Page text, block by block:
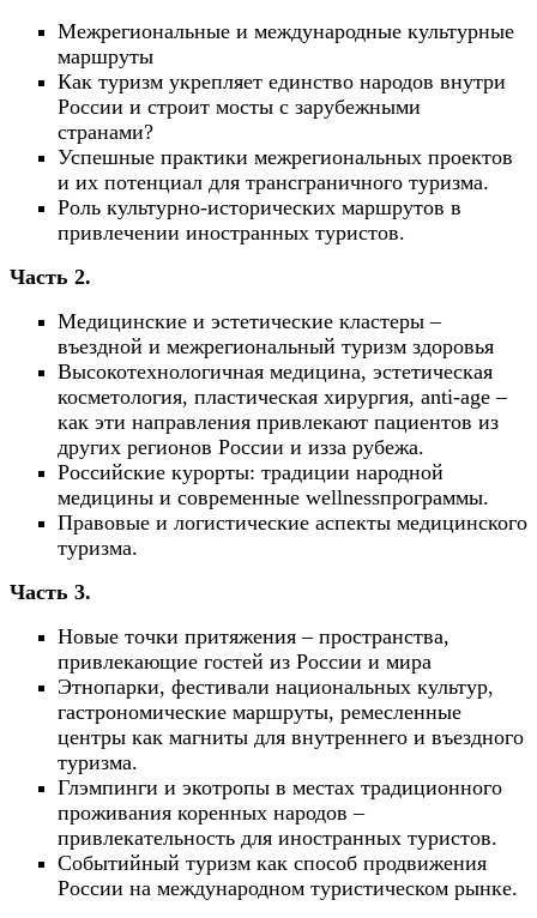
Межрегиональные и международные культурные
маршруты
Как туризм укрепляет единство народов внутри
России и строит мосты с зарубежными
странами?
Успешные практики межрегиональных проектов
и их потенциал для трансграничного туризма.
Роль культурно-исторических маршрутов в
привлечении иностранных туристов.
Часть 2.
Медицинские и эстетические кластеры –
въездной и межрегиональный туризм здоровья
Высокотехнологичная медицина, эстетическая
косметология, пластическая хирургия, anti-age –
как эти направления привлекают пациентов из
других регионов России и изза рубежа.
Российские курорты: традиции народной
медицины и современные wellnessпрограммы.
Правовые и логистические аспекты медицинского
туризма.
Часть 3.
Новые точки притяжения – пространства,
привлекающие гостей из России и мира
Этнопарки, фестивали национальных культур,
гастрономические маршруты, ремесленные
центры как магниты для внутреннего и въездного
туризма.
Глэмпинги и экотропы в местах традиционного
проживания коренных народов –
привлекательность для иностранных туристов.
Событийный туризм как способ продвижения
России на международном туристическом рынке.